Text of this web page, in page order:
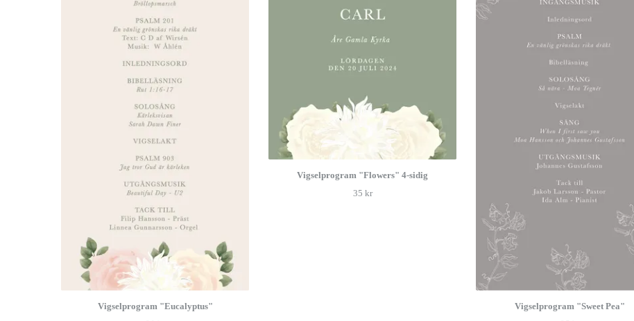
Vigselprogram "Eucalyptus"
Vigselprogram "Flowers" 4-sidig
35 kr
Vigselprogram "Sweet Pea"